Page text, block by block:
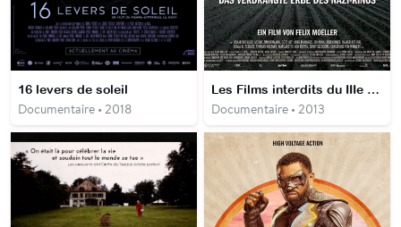
16 levers de soleil
Documentaire • 2018
Les Films interdits du IIIe Reich
Documentaire • 2013